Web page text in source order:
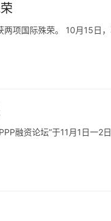
项国际殊荣。 10月15日
融资论坛”于11月1日一2